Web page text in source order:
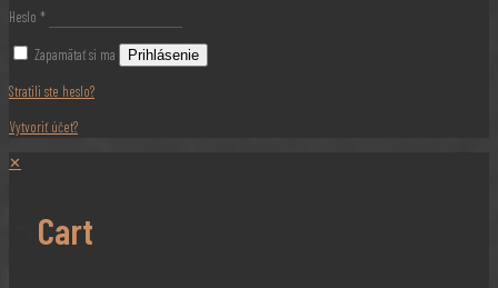
Heslo *
Zapamätať si ma Prihlásenie
Stratili ste heslo?
Vytvoriť účet?
✕
Cart